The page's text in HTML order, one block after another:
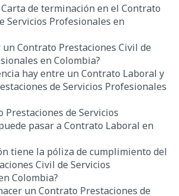
Carta de terminación en el Contrato
Servicios Profesionales en
un Contrato Prestaciones Civil de
en Colombia?
hay entre un Contrato Laboral y
de Servicios Profesionales
Prestaciones de Servicios
pasar a Contrato Laboral en
tiene la póliza de cumplimiento del
Civil de Servicios
Colombia?
un Contrato Prestaciones de